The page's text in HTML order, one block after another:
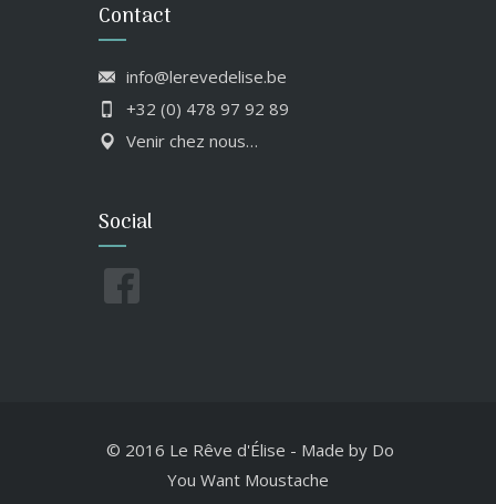
Contact
info@lerevedelise.be
+32 (0) 478 97 92 89
Venir chez nous…
Social
© 2016 Le Rêve d'Élise - Made by Do
You Want Moustache